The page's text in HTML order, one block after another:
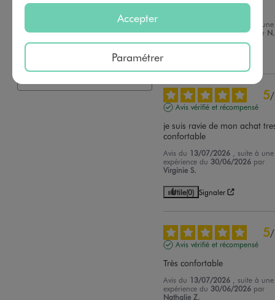
1
Trier les avis
RAS
, suite à une
expérience du01/07/2026 par
5/
Avis vérifié et récompensé
je suis ravie de mon achat
confortable
Avis du 13/07/2026
, suite à une
expérience du 30/06/2026 par
Virginie S.
Utile(0) Signaler
5/
Avis vérifié et récompensé
Très confortable
Avis du 13/07/2026
, suite à une
expérience du 30/06/2026 par
Nathalie Z.
Accepter
Paramétrer